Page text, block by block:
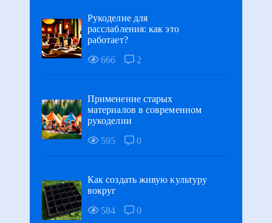
Рукоделие для
расслабления: как это
работает?
666
2
Применение старых
материалов в современном
рукоделии
595
0
Как создать живую культуру
вокруг
584
0